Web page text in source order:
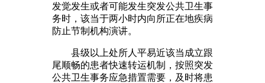
发觉发生或者可能发生突发公共卫生事
务时，该当于两小时内向所正在地疾病
防止节制机构演讲。
县级以上处所人平易近该当成立跟
尾顺畅的患者快速转运机制，按照突发
公共卫生事务应急措置需要，及时将患